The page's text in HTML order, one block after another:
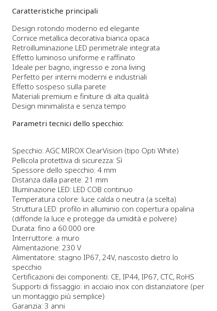
Caratteristiche principali
Design rotondo moderno ed elegante
Cornice metallica decorativa bianca opaca
Retroilluminazione LED perimetrale integrata
Effetto luminoso uniforme e raffinato
Ideale per bagno, ingresso e zona living
Perfetto per interni moderni e industriali
Effetto sospeso sulla parete
Materiali premium e finiture di alta qualità
Design minimalista e senza tempo
Parametri tecnici dello specchio:
Specchio: AGC MIROX ClearVision (tipo Opti White)
Pellicola protettiva di sicurezza: Sì
Spessore dello specchio: 4 mm
Distanza dalla parete: 21 mm
Illuminazione LED: LED COB continuo
Temperatura colore: luce calda o neutra (a scelta)
Struttura LED: profilo in alluminio con copertura opalina
(diffonde la luce e protegge da umidità e polvere)
Durata: fino a 60.000 ore
Interruttore: a muro
Alimentazione: 230 V
Alimentatore: stagno IP67, 24V, nascosto dietro lo
specchio
Certificazioni dei componenti: CE, IP44, IP67, CTC, RoHS
Supporti di fissaggio: in acciaio inox con distanziatore (per
un montaggio più semplice)
Garanzia: 3 anni